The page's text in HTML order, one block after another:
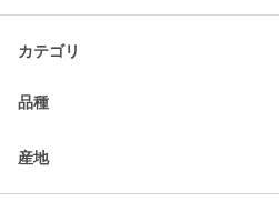
カテゴリ
品種
産地